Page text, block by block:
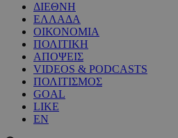
ΔΙΕΘΝΗ
ΕΛΛΑΔΑ
ΟΙΚΟΝΟΜΙΑ
ΠΟΛΙΤΙΚΗ
ΑΠΟΨΕΙΣ
VIDEOS & PODCASTS
ΠΟΛΙΤΙΣΜΟΣ
GOAL
LIKE
EN